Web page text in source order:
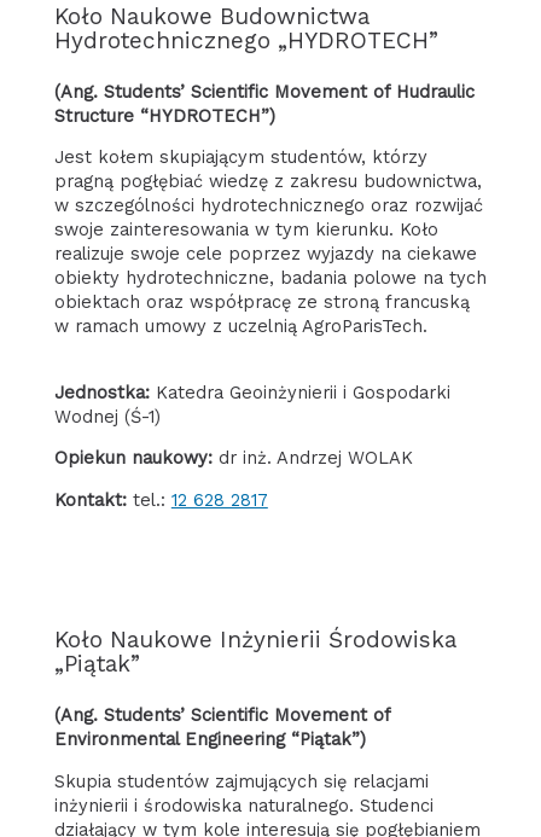
Koło Naukowe Budownictwa
Hydrotechnicznego „HYDROTECH”
(ang. Students’ Scientific Movement of Hudraulic
Structure “HYDROTECH”)
Jest kołem skupiającym studentów, którzy
pragną pogłębiać wiedzę z zakresu budownictwa,
w szczególności hydrotechnicznego oraz rozwijać
swoje zainteresowania w tym kierunku. Koło
realizuje swoje cele poprzez wyjazdy na ciekawe
obiekty hydrotechniczne, badania polowe na tych
obiektach oraz współpracę ze stroną francuską
w ramach umowy z uczelnią AgroParisTech.
Jednostka:Katedra Geoinżynierii i Gospodarki
Wodnej (Ś-1)
Opiekun naukowy: dr inż. Andrzej WOLAK
Kontakt: tel.: 12 628 2817
Koło Naukowe Inżynierii Środowiska
„Piątak”
(ang. Students’ Scientific Movement of
Environmental Engineering “Piątak”)
Skupia studentów zajmujących się relacjami
inżynierii i środowiska naturalnego. Studenci
działający w tym kole interesują się pogłębianiem